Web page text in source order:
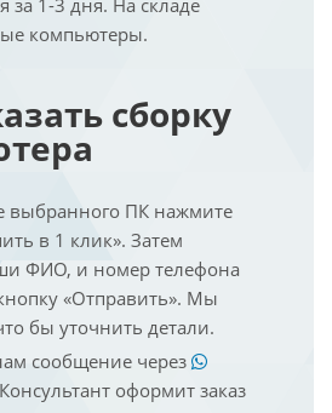
за 1-3 дня. На складе
компьютеры.
сборку
выбранного ПК нажмите
в 1 клик». Затем
ФИО, и номер телефона
«Отправить». Мы
бы уточнить детали.
сообщение через
оформит заказ